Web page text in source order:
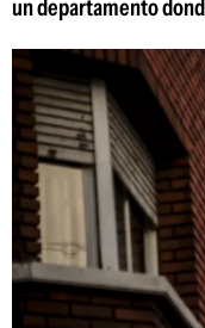
un departamento